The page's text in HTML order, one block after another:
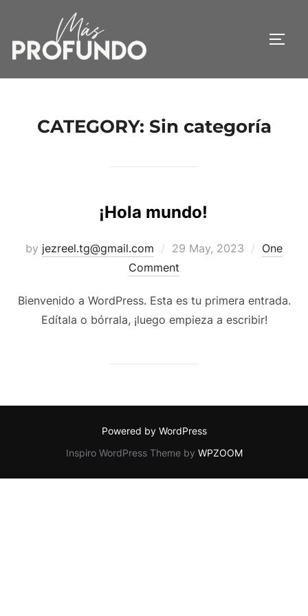
content
CATEGORY: Sin categoría
¡Hola mundo!
by jezreel.tg@gmail.com
Posted
on
29 May, 2023
One
Comment
Bienvenido a WordPress. Esta es tu primera entrada.
Edítala o bórrala, ¡luego empieza a escribir!
Powered by WordPress
Inspiro WordPress Theme by WPZOOM